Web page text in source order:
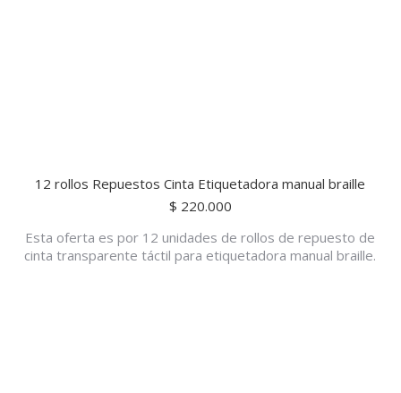
12 rollos Repuestos Cinta Etiquetadora manual braille
$ 220.000
Esta oferta es por 12 unidades de rollos de repuesto de
cinta transparente táctil para etiquetadora manual braille.